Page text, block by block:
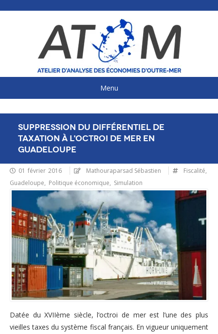
au
Menu
NAVIGATION
PRINCIPALE
Suppression du différentiel de
taxation à l'octroi de mer en
Guadeloupe
01 février 2016 Mathouraparsad Sébastien
Fiscalité
Guadeloupe
Politique économique Simulation
Datée du XVIIème siècle, l‘octroi de mer est l’une des plus
vieilles taxes du système fiscal français. En vigueur uniquement